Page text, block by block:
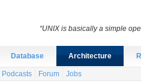
Database Architecture
Podcasts Forum Jobs
“UNIX is basically a simple